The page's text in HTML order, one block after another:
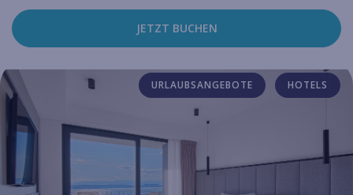
JETZT BUCHEN
URLAUBSANGEBOTE HOTELS